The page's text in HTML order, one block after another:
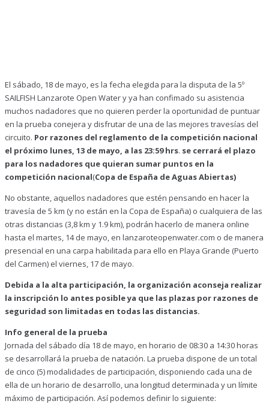
El sábado, 18 de mayo, es la fecha elegida para la disputa de la 5º
SAILFISH Lanzarote Open Water y ya han confimado su asistencia
muchos nadadores que no quieren perder la oportunidad de puntuar
en la prueba conejera y disfrutar de una de las mejores travesías del
circuito. Por razones del reglamento de la competición nacional
el próximo lunes, 13 de mayo, a las 23:59 hrs. se cerrará el plazo
para los nadadores que quieran sumar puntos en la
competición nacional(Copa de España de Aguas Abiertas)
No obstante, aquellos nadadores que estén pensando en hacer la
travesía de 5 km (y no están en la Copa de España) o cualquiera de las
otras distancias (3,8 km y 1.9 km), podrán hacerlo de manera online
hasta el martes, 14 de mayo, en lanzaroteopenwater.com o de manera
presencial en una carpa habilitada para ello en Playa Grande (Puerto
del Carmen) el viernes, 17 de mayo.
Debida a la alta participación, la organización aconseja realizar
la inscripción lo antes posible ya que las plazas por razones de
seguridad son limitadas en todas las distancias.
Info general de la prueba
Jornada del sábado día 18 de mayo, en horario de 08:30 a 14:30 horas
se desarrollará la prueba de natación. La prueba dispone de un total
de cinco (5) modalidades de participación, disponiendo cada una de
ella de un horario de desarrollo, una longitud determinada y un límite
máximo de participación. Así podemos definir lo siguiente: